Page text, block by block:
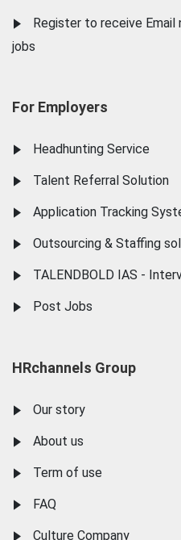
Register to receive
jobs
For Employers
Headhunting Service
Talent Referral Solution
Application Tracking
Outsourcing & Staffing
TALENDBOLD IAS -
Post Jobs
HRchannels Group
Our story
About us
Term of use
FAQ
Culture Company